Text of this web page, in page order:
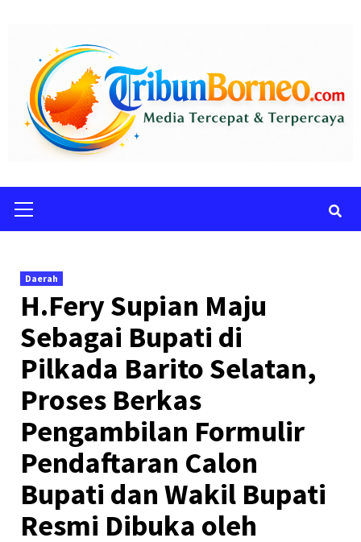
content
Menu
Daerah
H.Fery Supian Maju
Sebagai Bupati di
Pilkada Barito Selatan,
Proses Berkas
Pengambilan Formulir
Pendaftaran Calon
Bupati dan Wakil Bupati
Resmi Dibuka oleh